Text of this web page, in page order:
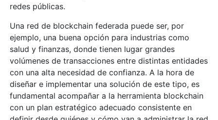
redes públicas.
Una red de blockchain federada puede ser, por
ejemplo, una buena opción para industrias como
salud y finanzas, donde tienen lugar grandes
volúmenes de transacciones entre distintas entidades
con una alta necesidad de confianza. A la hora de
diseñar e implementar una solución de este tipo, es
fundamental acompañar a la herramienta blockchain
con un plan estratégico adecuado consistente en